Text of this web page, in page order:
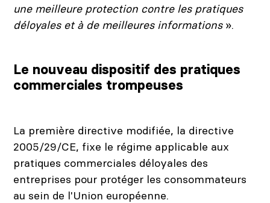
une meilleure protection contre les pratiques
déloyales et à de meilleures informations».
Le nouveau dispositif des pratiques
commerciales trompeuses
La première directive modifiée, la directive
2005/29/CE, fixe le régime applicable aux
pratiques commerciales déloyales des
entreprises pour protéger les consommateurs
au sein de l'Union européenne.